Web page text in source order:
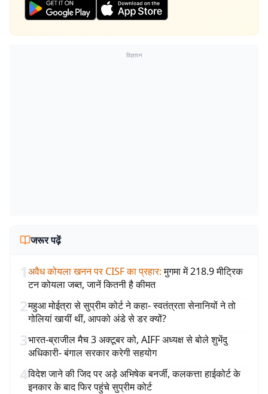
विज्ञापन
जरूर पढ़ें
1अवैध कोयला खनन पर CISF का प्रहार: मुगमा में 218.9 मीट्रिक
टन कोयला जब्त, जानें कितनी है कीमत
2महुआ मोईत्रा से सुप्रीम कोर्ट ने कहा- स्वतंत्रता सेनानियों ने तो
गोलियां खायीं थीं, आपको अंडे से डर क्यों?
3भारत-ब्राजील मैच 3 अक्टूबर को, AIFF अध्यक्ष से बोले शुभेंदु
अधिकारी- बंगाल सरकार करेगी सहयोग
4विदेश जाने की जिद पर अड़े अभिषेक बनर्जी, कलकत्ता हाईकोर्ट के
इनकार के बाद फिर पहुंचे सुप्रीम कोर्ट